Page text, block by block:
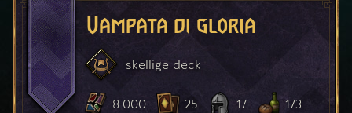
Vampata di gloria
skellige deck
8.000 25 17 173